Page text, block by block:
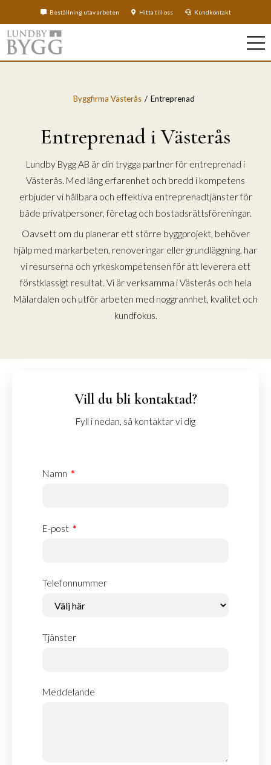
Beställning utav arbeten Hitta till oss Kundkontakt
Byggfirma Västerås Entreprenad
Entreprenad i Västerås
Lundby Bygg AB är din trygga partner för entreprenad i
Västerås. Med lång erfarenhet och bredd i kompetens
erbjuder vi hållbara och effektiva entreprenadtjänster för
både privatpersoner, företag och bostadsrättsföreningar.
Oavsett om du planerar ett större byggprojekt, behöver
hjälp med markarbeten, renoveringar eller grundläggning, har
vi resurserna och yrkeskompetensen för att leverera ett
förstklassigt resultat. Vi är verksamma i Västerås och hela
Mälardalen och utför arbeten med noggrannhet, kvalitet och
kundfokus.
Vill du bli kontaktad?
Fyll i nedan, så kontaktar vi dig
Namn
E-post
Telefonnummer
Tjänster
Meddelande